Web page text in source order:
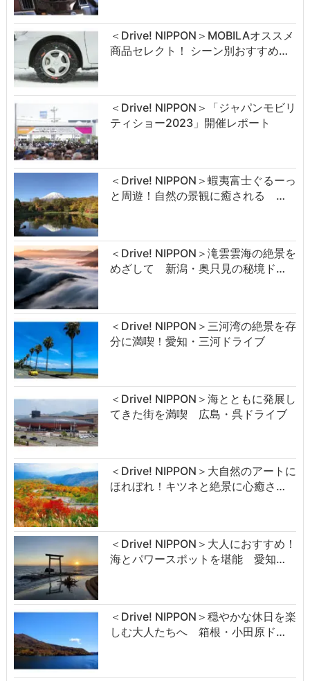
＜Drive! NIPPON＞MOBILAオススメ
商品セレクト！ シーン別おすすめ…
＜Drive! NIPPON＞「ジャパンモビリ
ティショー2023」開催レポート
＜Drive! NIPPON＞蝦夷富士ぐるーっ
と周遊！自然の景観に癒される …
＜Drive! NIPPON＞滝雲雲海の絶景を
めざして 新潟・奥只見の秘境ド…
＜Drive! NIPPON＞三河湾の絶景を存
分に満喫！愛知・三河ドライブ
＜Drive! NIPPON＞海とともに発展し
てきた街を満喫 広島・呉ドライブ
＜Drive! NIPPON＞大自然のアートに
ほれぼれ！キツネと絶景に心癒さ…
＜Drive! NIPPON＞大人におすすめ！
海とパワースポットを堪能 愛知…
＜Drive! NIPPON＞穏やかな休日を楽
しむ大人たちへ 箱根・小田原ド…